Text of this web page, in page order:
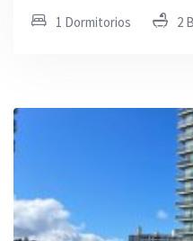
1 Dormitorios 2